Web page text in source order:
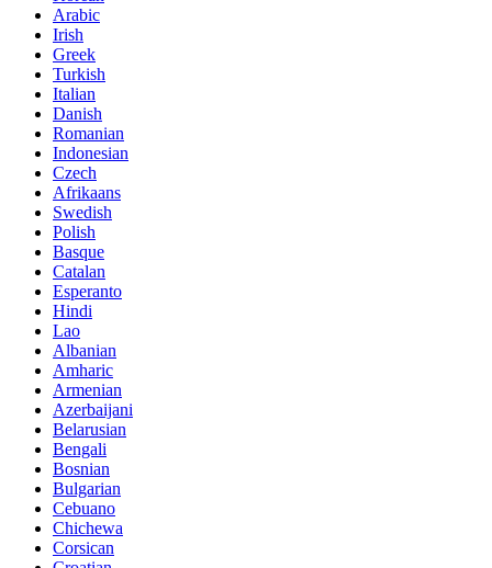
Arabic
Irish
Greek
Turkish
Italian
Danish
Romanian
Indonesian
Czech
Afrikaans
Swedish
Polish
Basque
Catalan
Esperanto
Hindi
Lao
Albanian
Amharic
Armenian
Azerbaijani
Belarusian
Bengali
Bosnian
Bulgarian
Cebuano
Chichewa
Corsican